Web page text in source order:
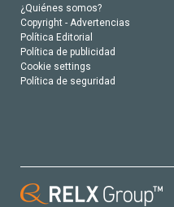
¿Quiénes somos?
Copyright - Advertencias
Política Editorial
Política de publicidad
Cookie settings
Política de seguridad